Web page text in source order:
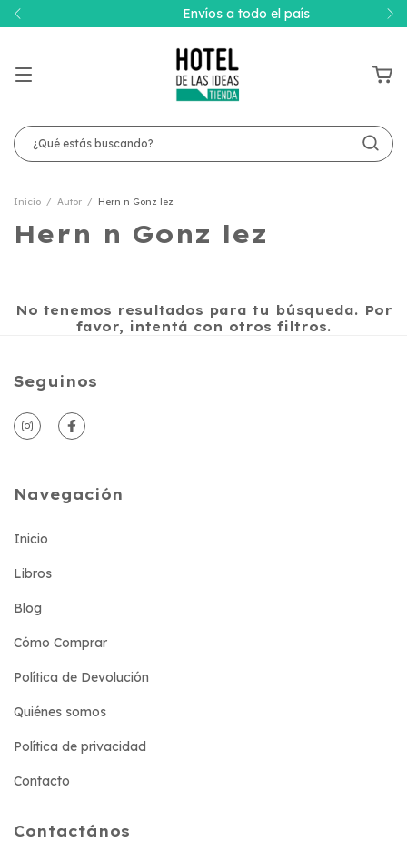
Envíos a todo el país
Inicio / Autor / Hern n Gonz lez
Hern n Gonz lez
No tenemos resultados para tu búsqueda. Por
favor, intentá con otros filtros.
Seguinos
Navegación
Inicio
Libros
Blog
Cómo Comprar
Política de Devolución
Quiénes somos
Política de privacidad
Contacto
Contactános